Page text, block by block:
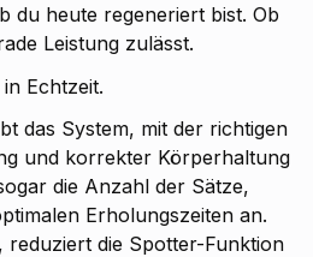
du heute regeneriert bist. Ob
Leistung zulässt.
Echtzeit.
das System, mit der richtigen
und korrekter Körperhaltung
die Anzahl der Sätze,
Erholungszeiten an.
reduziert die Spotter-Funktion